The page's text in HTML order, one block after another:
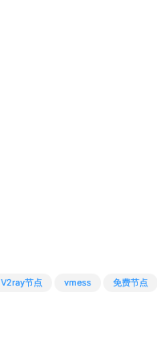
V2ray节点 vmess
免费节点